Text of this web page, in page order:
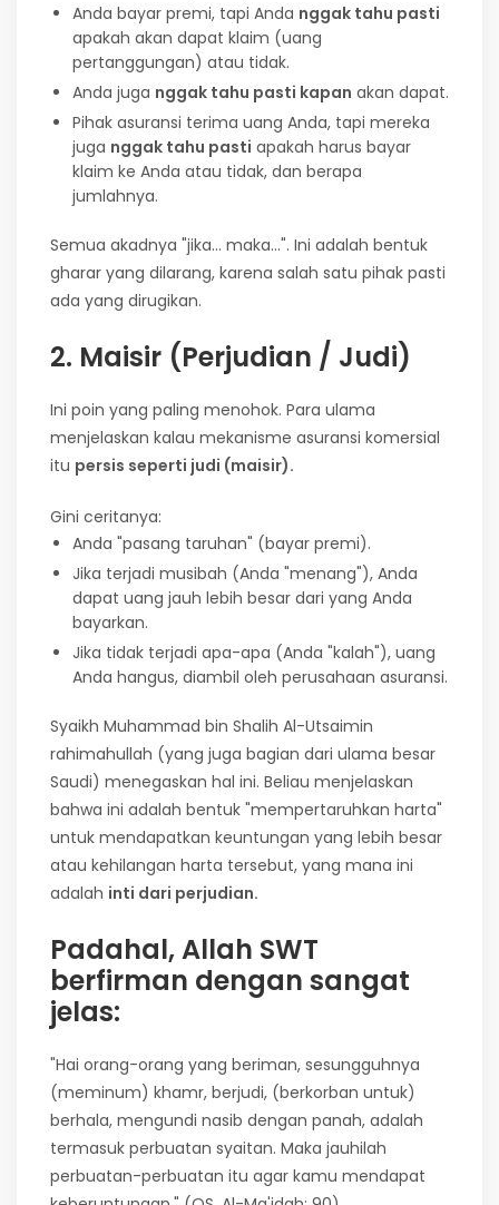
Anda bayar premi, tapi Anda nggak tahu pasti
apakah akan dapat klaim (uang
pertanggungan) atau tidak.
Anda juga nggak tahu pasti kapan akan dapat.
Pihak asuransi terima uang Anda, tapi mereka
juga nggak tahu pasti apakah harus bayar
klaim ke Anda atau tidak, dan berapa
jumlahnya.
Semua akadnya "jika... maka...". Ini adalah bentuk
gharar yang dilarang, karena salah satu pihak pasti
ada yang dirugikan.
2. Maisir (Perjudian / Judi)
Ini poin yang paling menohok. Para ulama
menjelaskan kalau mekanisme asuransi komersial
itu persis seperti judi (maisir).
Gini ceritanya:
Anda "pasang taruhan" (bayar premi).
Jika terjadi musibah (Anda "menang"), Anda
dapat uang jauh lebih besar dari yang Anda
bayarkan.
Jika tidak terjadi apa-apa (Anda "kalah"), uang
Anda hangus, diambil oleh perusahaan asuransi.
Syaikh Muhammad bin Shalih Al-Utsaimin
rahimahullah (yang juga bagian dari ulama besar
Saudi) menegaskan hal ini. Beliau menjelaskan
bahwa ini adalah bentuk "mempertaruhkan harta"
untuk mendapatkan keuntungan yang lebih besar
atau kehilangan harta tersebut, yang mana ini
adalah inti dari perjudian.
Padahal, Allah SWT
berfirman dengan sangat
jelas:
"Hai orang-orang yang beriman, sesungguhnya
(meminum) khamr, berjudi, (berkorban untuk)
berhala, mengundi nasib dengan panah, adalah
termasuk perbuatan syaitan. Maka jauhilah
perbuatan-perbuatan itu agar kamu mendapat